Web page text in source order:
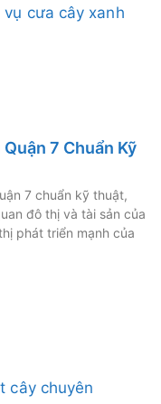
7 Chuẩn Kỹ
7 chuẩn kỹ thuật,
đô thị và tài sản của
phát triển mạnh của